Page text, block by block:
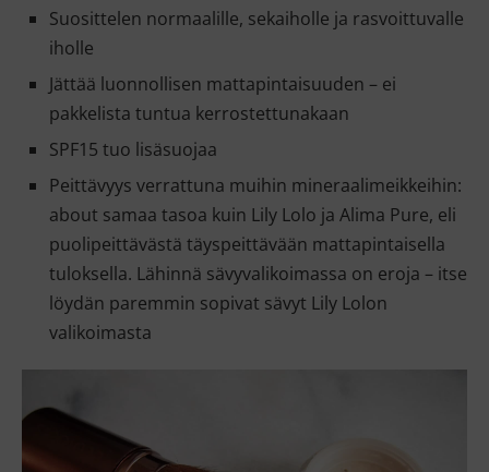
Suosittelen normaalille, sekaiholle ja rasvoittuvalle
iholle
Jättää luonnollisen mattapintaisuuden – ei
pakkelista tuntua kerrostettunakaan
SPF15 tuo lisäsuojaa
Peittävyys verrattuna muihin mineraalimeikkeihin:
about samaa tasoa kuin Lily Lolo ja Alima Pure, eli
puolipeittävästä täyspeittävään mattapintaisella
tuloksella. Lähinnä sävyvalikoimassa on eroja – itse
löydän paremmin sopivat sävyt Lily Lolon
valikoimasta